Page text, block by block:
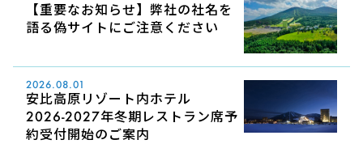
【重要なお知らせ】弊社の社名を
語る偽サイトにご注意ください
2026.08.01
安比高原リゾート内ホテル
2026-2027年冬期レストラン席予
約受付開始のご案内